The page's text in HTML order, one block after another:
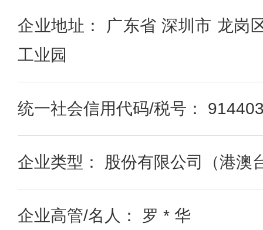
企业地址： 广东省 深圳市 龙岗
工业园
统一社会信用代码/税号：
企业类型： 股份有限公司（港澳
企业高管/名人： 罗 * 华